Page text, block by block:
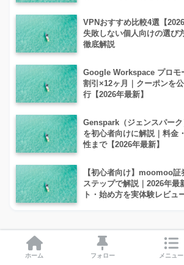
VPNおすすめ比較4選【
失敗しない個人向けの選び
徹底解説
Google Workspace プロモ
割引×12ヶ月｜クーポンを
行【2026年最新】
Genspark（ジェンスパー
を初心者向けに解説｜料金
性まで【2026年最新】
【初心者向け】moomoo
ステップで解説｜2026年最
ト・始め方を実体験レビュ
プロフィール
ホーム フォロー メニュー